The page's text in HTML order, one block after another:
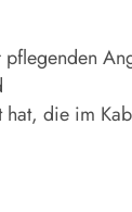
pflegenden
hat, die im